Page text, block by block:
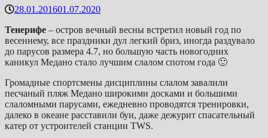
28.01.201601.07.2020
Тенерифе – остров вечный весны встретил новый год по
весеннему, все праздники дул легкий бриз, иногда раздувало
до парусов размера 4.7, но большую часть новогодних
каникул Медано стало лучшим слалом спотом года 🙂
Громадные спортсмены дисциплины слалом завалили
песчаный пляж Медано широкими досками и большими
слаломными парусами, ежедневно проводятся тренировки,
далеко в океане расставили буи, даже дежурит спасательный
катер от устроителей станции TWS.